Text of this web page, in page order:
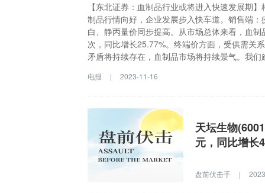
【东北证券：血制品行业或将进入快速发展期
制品行情向好，企业发展步入快车道。销售端
白、静丙量价同步提高。从市场总体来看，血
次，同比增长25.77%。终端价方面，受供需关
矛盾将持续存在，血制品市场将持续景气。我
报指出，供销两端：血制品行情向好，企业发
签发总量达4268批次，同比增长25.77%。终端
价压力。预计供需矛盾将持续存在，血制品市
挖掘潜力大、产品布局丰富的血制品企业，积
电报 | 2023-11-16
天坛生物
元，同比增长
盘前伏击手 |